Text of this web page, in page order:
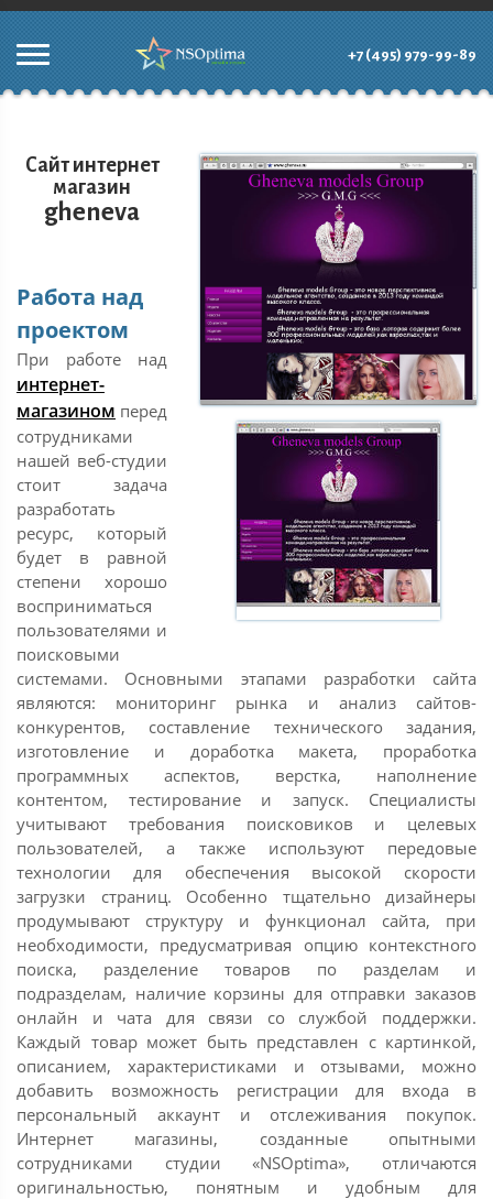
+7 (495) 979-99-89
Сайт интернет
магазин
gheneva
Работа над
проектом
При работе над
интернет-
магазином перед
сотрудниками
нашей веб-студии
стоит задача
разработать
ресурс, который
будет в равной
степени хорошо
восприниматься
пользователями и
поисковыми
системами. Основными этапами разработки сайта
являются: мониторинг рынка и анализ сайтов-
конкурентов, составление технического задания,
изготовление и доработка макета, проработка
программных аспектов, верстка, наполнение
контентом, тестирование и запуск. Специалисты
учитывают требования поисковиков и целевых
пользователей, а также используют передовые
технологии для обеспечения высокой скорости
загрузки страниц. Особенно тщательно дизайнеры
продумывают структуру и функционал сайта, при
необходимости, предусматривая опцию контекстного
поиска, разделение товаров по разделам и
подразделам, наличие корзины для отправки заказов
онлайн и чата для связи со службой поддержки.
Каждый товар может быть представлен с картинкой,
описанием, характеристиками и отзывами, можно
добавить возможность регистрации для входа в
персональный аккаунт и отслеживания покупок.
Интернет магазины, созданные опытными
сотрудниками студии «NSOptima», отличаются
оригинальностью, понятным и удобным для